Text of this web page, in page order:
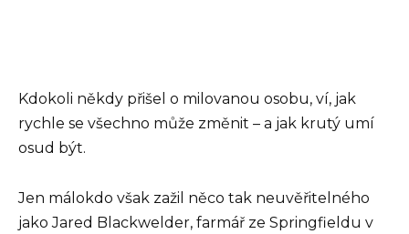
Kdokoli někdy přišel o milovanou osobu, ví, jak
rychle se všechno může změnit – a jak krutý umí
osud být.
Jen málokdo však zažil něco tak neuvěřitelného
jako Jared Blackwelder, farmář ze Springfieldu v